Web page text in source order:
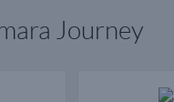
Journey